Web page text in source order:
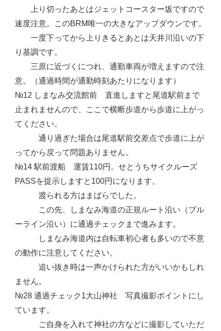
上り切ったあとはジェットコースター坂ですので
速度注意。このBRM唯一の大きなアップダウンです。
一度下ってから上りきるとあとは天井川沿いの下
り基調です。
三原に近づくにつれ、通勤車両が増えますので注
意。（通過時間が通勤時刻あたりになります）
№12 しまなみ交流館前 直進しますと尾道駅前まで
止まれませんので、ここで横断歩道から歩道に上がっ
てください。
通り過ぎた場合は尾道駅前交差点で歩道に上が
ってから戻って問題ありません。
№14 駅前渡船 運賃110円。せとうちサイクルーズ
PASSを提示しますと100円になります。
渡られる方はまばらでした。
この先、しまなみ海道の正規ルート沿い（ブル
ーライン沿い）に通過チェックまで進みます。
しまなみ海道内は自転車初心者も多いので不意
の動作に注意してください。
追い抜き時は一声かけられた方がいいかもしれ
ません。
№28 通過チェック1大山神社 写真撮影ポイントにし
ています。
ご自身を入れて神社の方などに撮影していただ